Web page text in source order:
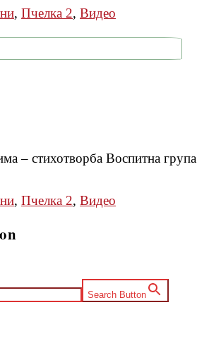
, Пчелка 2, Видео
– стихотворба Воспитна група
, Пчелка 2, Видео
Search Button